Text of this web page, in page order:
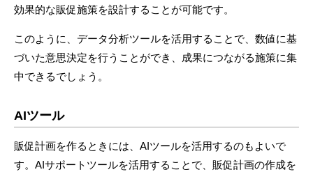
効果的な販促施策を設計することが可能です。
このように、データ分析ツールを活用することで、数値に基
づいた意思決定を行うことができ、成果につながる施策に集
中できるでしょう。
AIツール
販促計画を作るときには、AIツールを活用するのもよいで
す。AIサポートツールを活用することで、販促計画の作成を